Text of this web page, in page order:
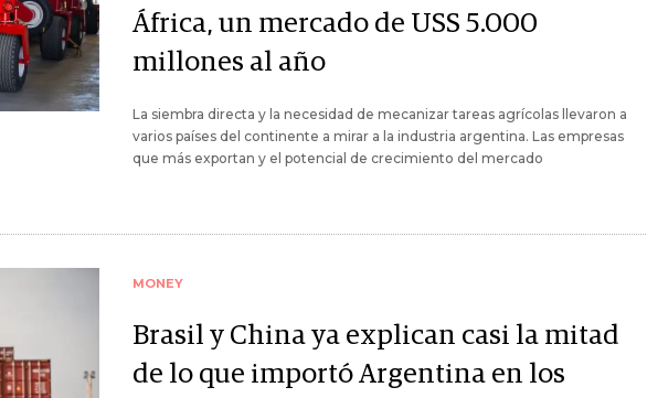
África, un mercado de USS 5.000
millones al año
La siembra directa y la necesidad de mecanizar tareas agrícolas llevaron a
varios países del continente a mirar a la industria argentina. Las empresas
que más exportan y el potencial de crecimiento del mercado
MONEY
Brasil y China ya explican casi la mitad
de lo que importó Argentina en los